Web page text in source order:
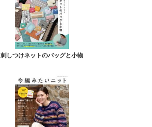
刺しつけネットのバッグと小物